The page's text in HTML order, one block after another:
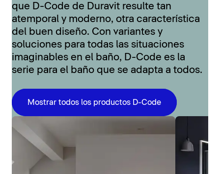
que D-Code de Duravit resulte tan
atemporal y moderno, otra característica
del buen diseño. Con variantes y
soluciones para todas las situaciones
imaginables en el baño, D-Code es la
serie para el baño que se adapta a todos.
Mostrar todos los productos D-Code